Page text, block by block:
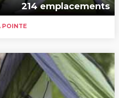
214 emplacements
POINTE